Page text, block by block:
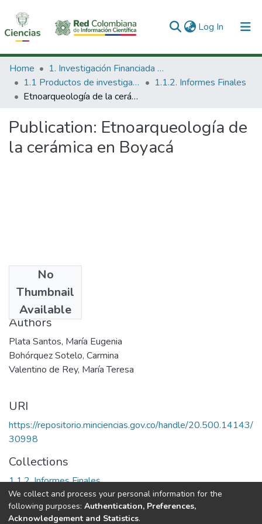
Log In (current)
Communities & Collections
All of DSpace
Home
1. Investigación Financiada con Recursos Públicos
1.1 Productos de investigación
1.1.2. Informes Finales
Etnoarqueología de la cerámica en Boyacá
Publication: Etnoarqueología de
la cerámica en Boyacá
No
Thumbnail
Available
1995
Authors
Plata Santos, María Eugenia
Bohórquez Sotelo, Carmina
Valentino de Rey, María Teresa
URI
https://repositorio.minciencias.gov.co/handle/20.500.14143/
30998
Collections
1.1.2. Informes Finales
Full item page
We collect and process your personal information for the
following purposes: Authentication, Preferences,
Acknowledgement and Statistics.